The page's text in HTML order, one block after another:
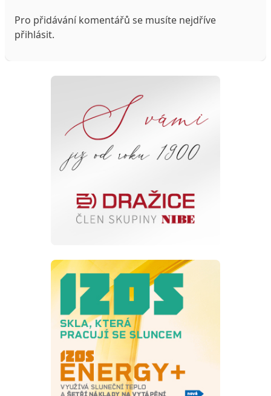
Pro přidávání komentářů se musíte nejdříve
přihlásit.